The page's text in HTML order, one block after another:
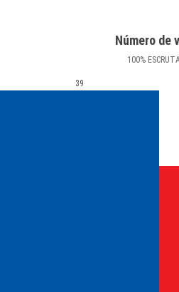
Número de
100%
39